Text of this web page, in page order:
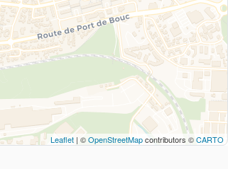
Leaflet | ©OpenStreetMapcontributors ©CARTO